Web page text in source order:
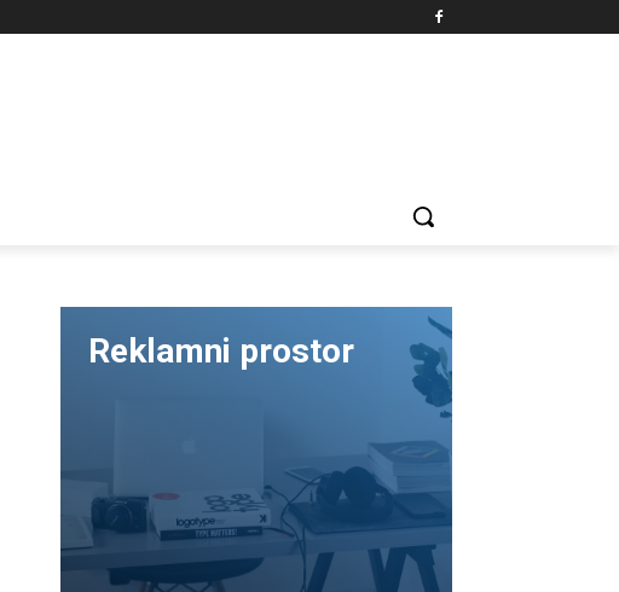
Reklamni prostor